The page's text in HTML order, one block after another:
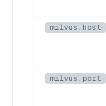
milvus.host
milvus.port